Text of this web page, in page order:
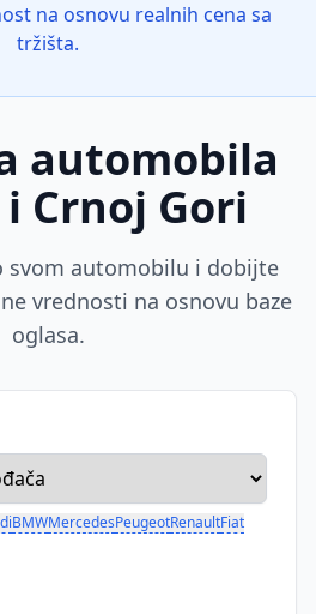
na osnovu realnih cena sa
tržišta.
automobila
Crnoj Gori
svom automobilu i dobijte
vrednosti na osnovu baze
oglasa.
BMWMercedesPeugeotRenaultFiat